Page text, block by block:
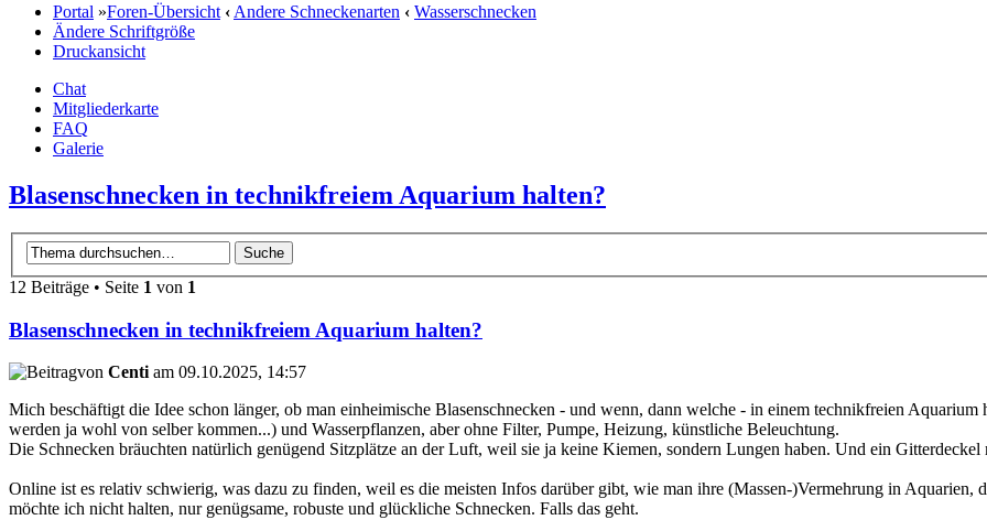
Portal »Foren-Übersicht ‹Andere Schneckenarten ‹ Wasserschnecken
Ändere Schriftgröße
Druckansicht
Chat
Mitgliederkarte
FAQ
Galerie
Blasenschnecken in technikfreiem Aquarium halten?
12 Beiträge • Seite 1 von 1
Blasenschnecken in technikfreiem Aquarium halten?
von Centi am 09.10.2025, 14:57
Mich beschäftigt die Idee schon länger, ob man einheimische Blasenschnecken - und wenn, dann welche - in einem technikfreien
werden ja wohl von selber kommen...) und Wasserpflanzen, aber ohne Filter, Pumpe, Heizung, künstliche Beleuchtung.
Die Schnecken bräuchten natürlich genügend Sitzplätze an der Luft, weil sie ja keine Kiemen, sondern Lungen haben. Und ein
Online ist es relativ schwierig, was dazu zu finden, weil es die meisten Infos darüber gibt, wie man ihre (Massen-)Vermehrung in
möchte ich nicht halten, nur genügsame, robuste und glückliche Schnecken. Falls das geht.